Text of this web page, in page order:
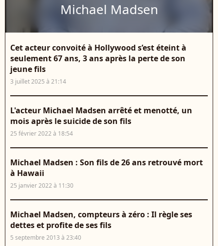
Michael Madsen
Cet acteur convoité à Hollywood s’est éteint à
seulement 67 ans, 3 ans après la perte de son
jeune fils
3 juillet 2025 à 21:14
L'acteur Michael Madsen arrêté et menotté, un
mois après le suicide de son fils
25 février 2022 à 18:54
Michael Madsen : Son fils de 26 ans retrouvé mort
à Hawaii
25 janvier 2022 à 11:30
Michael Madsen, compteurs à zéro : Il règle ses
dettes et profite de ses fils
5 septembre 2013 à 23:40